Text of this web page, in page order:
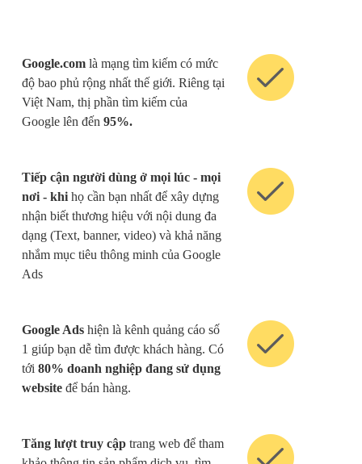
Google.com là mạng tìm kiếm có mức
độ bao phủ rộng nhất thế giới. Riêng tại
Việt Nam, thị phần tìm kiếm của
Google lên đến 95%.
Tiếp cận người dùng ở mọi lúc - mọi
nơi - khi họ cần bạn nhất để xây dựng
nhận biết thương hiệu với nội dung đa
dạng (Text, banner, video) và khả năng
nhắm mục tiêu thông minh của Google
Ads
Google Ads hiện là kênh quảng cáo số
1 giúp bạn dễ tìm được khách hàng. Có
tới 80% doanh nghiệp đang sử dụng
website để bán hàng.
Tăng lượt truy cập trang web để tham